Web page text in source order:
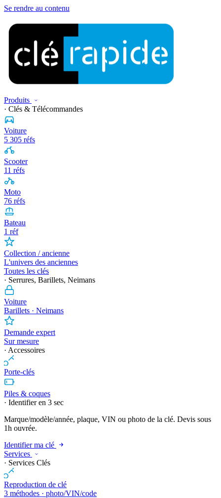
Se rendre au contenu
Produits
· Clés & Télécommandes
Voiture
5 305 réfs
Scooter
11 réfs
Moto
76 réfs
Bateau
1 réf
Collection / ancienne
L'univers des anciennes
Toutes les clés
· Serrures, Barillets, Neimans
Voiture
Barillets · Neimans
Demande expert
Sur mesure
· Accessoires
Porte-clés
Piles & coques
· Identifier en 3 sec
Marque/modèle/année, plaque, VIN ou photo de la clé. Devis sous
1h ouvrée.
Identifier ma clé
Services
· Services Clés
Reproduction de clé
3 méthodes · photo/VIN/code